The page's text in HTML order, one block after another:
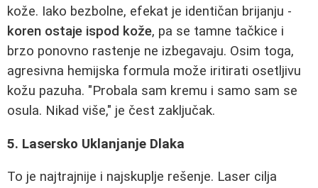
kože. Iako bezbolne, efekat je identičan brijanju -
koren ostaje ispod kože, pa se tamne tačkice i
brzo ponovno rastenje ne izbegavaju. Osim toga,
agresivna hemijska formula može iritirati osetljivu
kožu pazuha. "Probala sam kremu i samo sam se
osula. Nikad više," je čest zaključak.
5. Lasersko Uklanjanje Dlaka
To je najtrajnije i najskuplje rešenje. Laser cilja